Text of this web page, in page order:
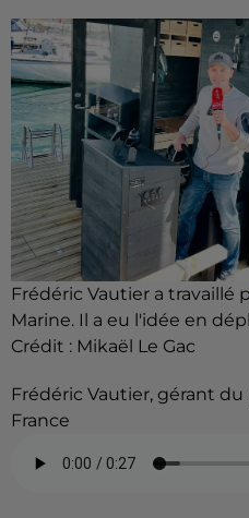
Frédéric Vautier a travaillé
Marine. Il a eu l'idée en
Crédit : Mikaël Le Gac
Frédéric Vautier, gérant
France